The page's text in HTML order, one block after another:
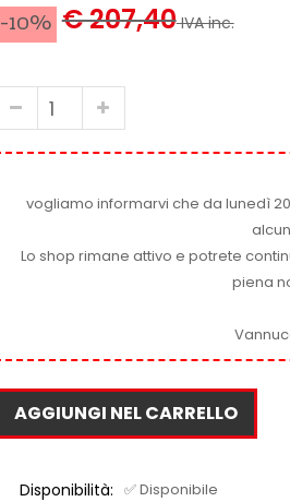
-10% € 207,40IVA inc.
vogliamo informarvi che da lunedì
Lo shop rimane attivo e potrete
piena
AGGIUNGI NEL CARRELLO
Disponibilità: ✅ Disponibile